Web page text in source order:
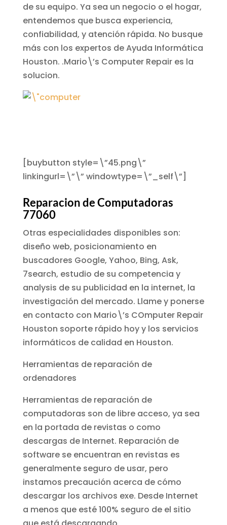
de su equipo. Ya sea un negocio o el hogar,
entendemos que busca experiencia,
confiabilidad, y atención rápida. No busque
más con los expertos de Ayuda Informática
Houston. .Mario\’s Computer Repair es la
solucion.
[buybutton style=\”45.png\”
linkingurl=\”\” windowtype=\”_self\”]
Reparacion de Computadoras
77060
Otras especialidades disponibles son:
diseño web, posicionamiento en
buscadores Google, Yahoo, Bing, Ask,
7search, estudio de su competencia y
analysis de su publicidad en la internet, la
investigación del mercado. Llame y ponerse
en contacto con Mario\’s COmputer Repair
Houston soporte rápido hoy y los servicios
informáticos de calidad en Houston.
Herramientas de reparación de
ordenadores
Herramientas de reparación de
computadoras son de libre acceso, ya sea
en la portada de revistas o como
descargas de Internet. Reparación de
software se encuentran en revistas es
generalmente seguro de usar, pero
instamos precaución acerca de cómo
descargar los archivos exe. Desde Internet
a menos que esté 100% seguro de el sitio